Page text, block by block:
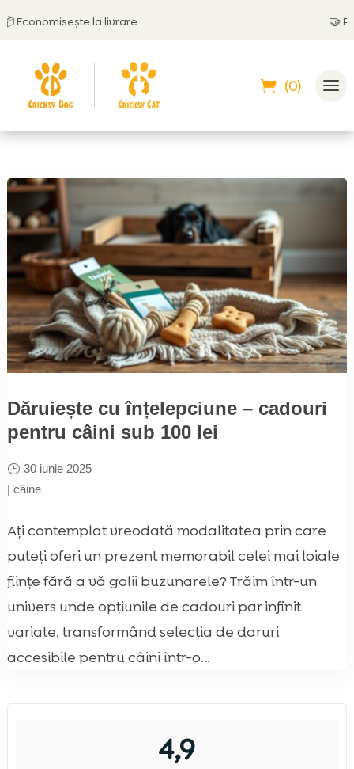
la livrare Poți
(0)
Dăruiește cu înțelepciune – cadouri
pentru câini sub 100 lei
30 iunie 2025
| câine
Ați contemplat vreodată modalitatea prin care
puteți oferi un prezent memorabil celei mai loiale
ființe fără a vă golii buzunarele? Trăim într-un
univers unde opțiunile de cadouri par infinit
variate, transformând selecția de daruri
accesibile pentru câini într-o...
4,9